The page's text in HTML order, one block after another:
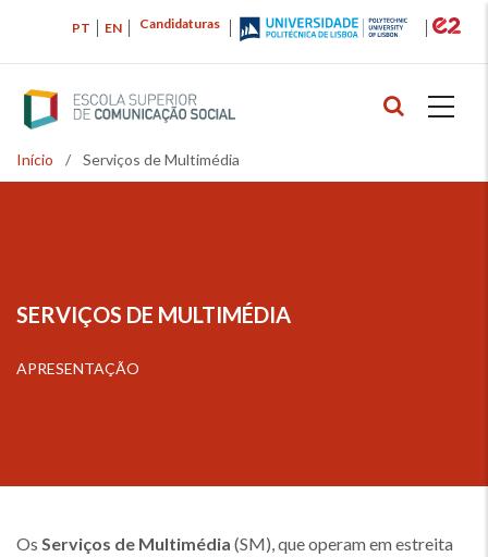
principal
Candidaturas
PT EN
Navegação
Início / Serviços de Multimédia
SERVIÇOS DE MULTIMÉDIA
APRESENTAÇÃO
Os Serviços de Multimédia (SM), que operam em estreita